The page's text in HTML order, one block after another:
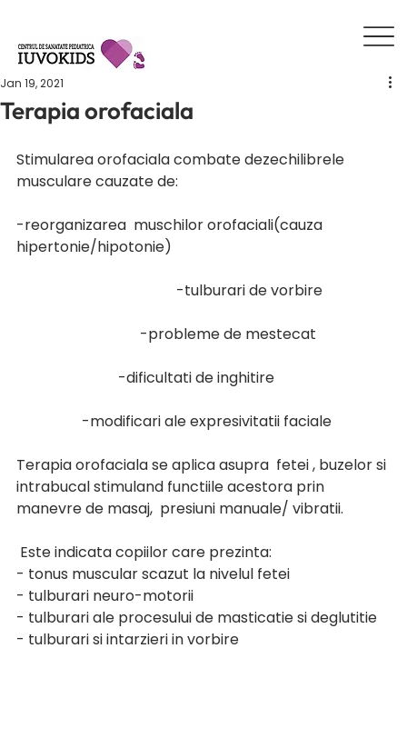
Terapia orofaciala
Jan 19, 2021
Stimularea orofaciala combate dezechilibrele
musculare cauzate de:
-reorganizarea  muschilor orofaciali(cauza
hipertonie/hipotonie)
                                            -tulburari de vorbire
                                  -probleme de mestecat
                            -dificultati de inghitire
                  -modificari ale expresivitatii faciale
Terapia orofaciala se aplica asupra  fetei , buzelor si
intrabucal stimuland functiile acestora prin
manevre de masaj,  presiuni manuale/ vibratii.
Este indicata copiilor care prezinta:
- tonus muscular scazut la nivelul fetei
- tulburari neuro-motorii
- tulburari ale procesului de masticatie si deglutitie
- tulburari si intarzieri in vorbire